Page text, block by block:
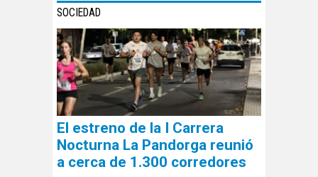
SOCIEDAD
El estreno de la I Carrera
Nocturna La Pandorga reunió
a cerca de 1.300 corredores